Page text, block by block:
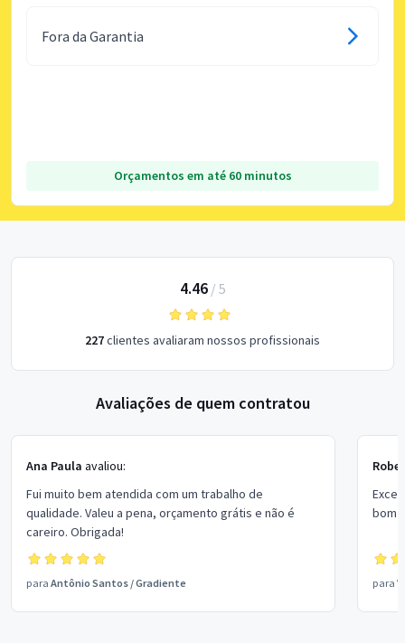
Fora da Garantia
Orçamentos em até 60 minutos
4.46/ 5
227clientes avaliaram nossos profissionais
Avaliações de quem contratou
Ana Paula avaliou:
Fui muito bem atendida com um trabalho de
qualidade. Valeu a pena, orçamento grátis e não é
careiro. Obrigada!
para Antônio Santos /Gradiente
bom
para